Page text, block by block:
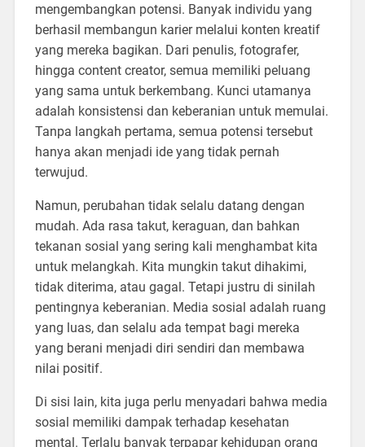
mengembangkan potensi. Banyak individu yang
berhasil membangun karier melalui konten kreatif
yang mereka bagikan. Dari penulis, fotografer,
hingga content creator, semua memiliki peluang
yang sama untuk berkembang. Kunci utamanya
adalah konsistensi dan keberanian untuk memulai.
Tanpa langkah pertama, semua potensi tersebut
hanya akan menjadi ide yang tidak pernah
terwujud.
Namun, perubahan tidak selalu datang dengan
mudah. Ada rasa takut, keraguan, dan bahkan
tekanan sosial yang sering kali menghambat kita
untuk melangkah. Kita mungkin takut dihakimi,
tidak diterima, atau gagal. Tetapi justru di sinilah
pentingnya keberanian. Media sosial adalah ruang
yang luas, dan selalu ada tempat bagi mereka
yang berani menjadi diri sendiri dan membawa
nilai positif.
Di sisi lain, kita juga perlu menyadari bahwa media
sosial memiliki dampak terhadap kesehatan
mental. Terlalu banyak terpapar kehidupan orang